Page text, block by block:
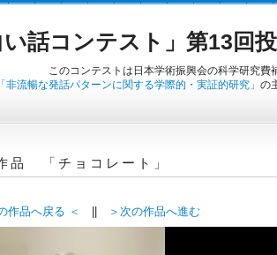
話コンテスト」第13回
このコンテストは日本学術振興会の科学研究費
「非流暢な発話パターンに関する学際的・実証的研究」 の
品 「チョコレート」
作品へ戻る ＜ ＞次の作品へ進む